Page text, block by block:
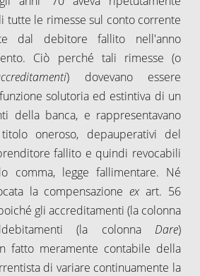
tutte le rimesse sul conto corrente
dal debitore fallito nell'anno
Ciò perché tali rimesse (o
) dovevano essere
solutoria ed estintiva di un
della banca, e rappresentavano
oneroso, depauperativi del
fallito e quindi revocabili
comma, legge fallimentare. Né
la compensazioneexart. 56
gli accreditamenti (la colonna
(la colonna Dare)
fatto meramente contabile della
di variare continuamente la